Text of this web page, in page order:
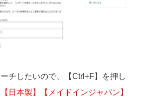
チしたいので、【Ctrl+F】を押し
【日本製】【メイドインジャパン】